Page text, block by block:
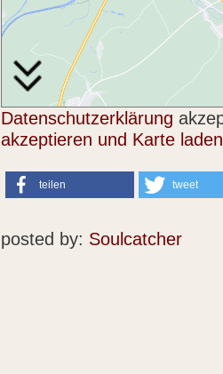
Datenschutzerklärung
akzeptieren und Karte laden
teilen tweet
posted by: Soulcatcher